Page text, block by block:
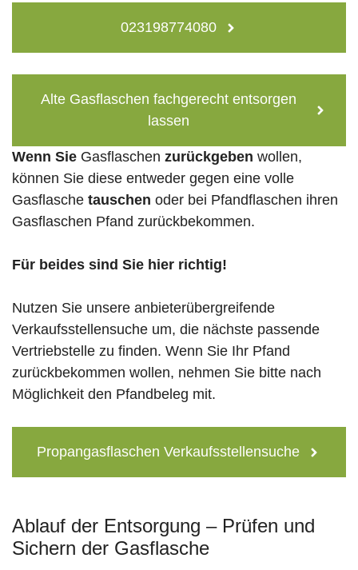
023198774080
Alte Gasflaschen fachgerecht entsorgen
lassen
Wenn Sie Gasflaschen zurückgeben wollen,
können Sie diese entweder gegen eine volle
Gasflasche tauschen oder bei Pfandflaschen ihren
Gasflaschen Pfand zurückbekommen.
Für beides sind Sie hier richtig!
Nutzen Sie unsere anbieterübergreifende
Verkaufsstellensuche um, die nächste passende
Vertriebstelle zu finden. Wenn Sie Ihr Pfand
zurückbekommen wollen, nehmen Sie bitte nach
Möglichkeit den Pfandbeleg mit.
Propangasflaschen Verkaufsstellensuche
Ablauf der Entsorgung – Prüfen und
Sichern der Gasflasche